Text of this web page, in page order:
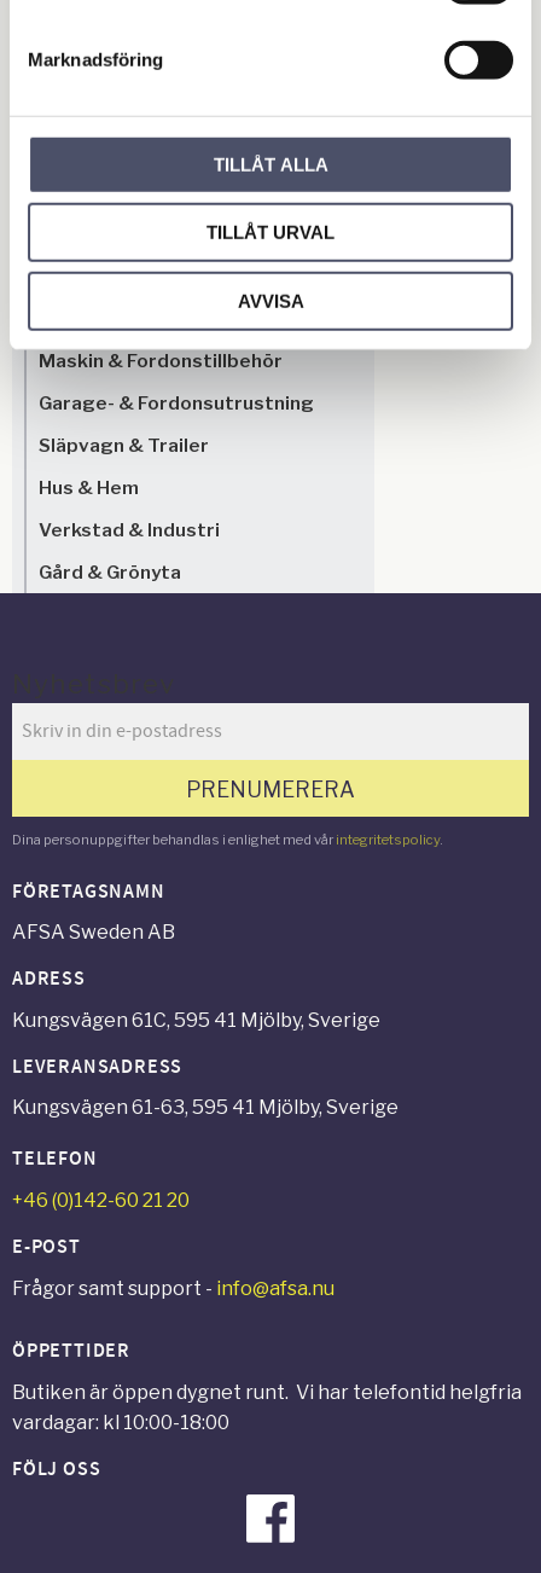
Marknadsföring
TILLÅT ALLA
TILLÅT URVAL
AVVISA
Bli den första att lämna ett omdöme.
Maskin & Fordonstillbehör
Garage- & Fordonsutrustning
Släpvagn & Trailer
Hus & Hem
Verkstad & Industri
Gård & Grönyta
PRENUMERERA
Dina personuppgifter behandlas i enlighet med vår integritetspolicy.
FÖRETAGSNAMN
AFSA Sweden AB
ADRESS
Kungsvägen 61C, 595 41 Mjölby, Sverige
LEVERANSADRESS
Kungsvägen 61-63, 595 41 Mjölby, Sverige
TELEFON
+46 (0)142-60 21 20
E-POST
Frågor samt support - info@afsa.nu
ÖPPETTIDER
Butiken är öppen dygnet runt. Vi har telefontid helgfria
vardagar: kl 10:00-18:00
FÖLJ OSS